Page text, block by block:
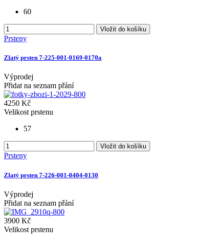
60
Vložit do košíku
Prsteny
Zlatý prsten 7-225-001-0169-0170a
Výprodej
Přidat na seznam přání
4250 Kč
Velikost prstenu
57
Vložit do košíku
Prsteny
Zlatý prsten 7-226-001-0404-0130
Výprodej
Přidat na seznam přání
3900 Kč
Velikost prstenu